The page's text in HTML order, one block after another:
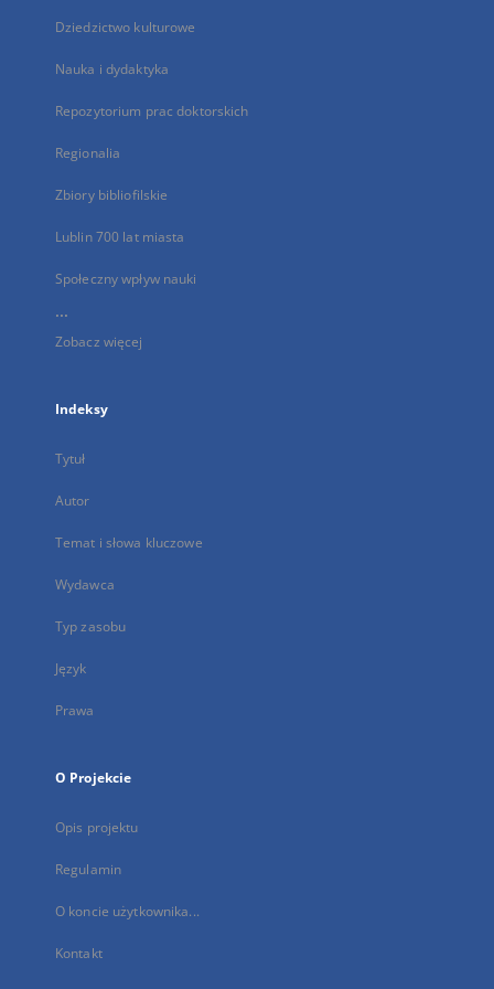
Dziedzictwo kulturowe
Nauka i dydaktyka
Repozytorium prac doktorskich
Regionalia
Zbiory bibliofilskie
Lublin 700 lat miasta
Społeczny wpływ nauki
...
Zobacz więcej
Indeksy
Tytuł
Autor
Temat i słowa kluczowe
Wydawca
Typ zasobu
Język
Prawa
O Projekcie
Opis projektu
Regulamin
O koncie użytkownika...
Kontakt